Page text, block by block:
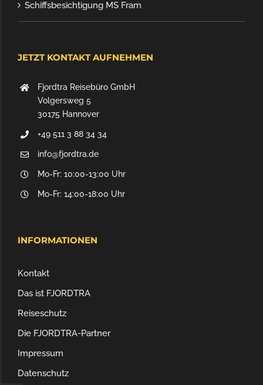
Schiffsbesichtigung MS Fram
JETZT KONTAKT AUFNEHMEN
Fjordtra Reisebüro GmbH
Volgersweg 5
30175 Hannover
+49 511 3 88 34 34
info@fjordtra.de
Mo-Fr: 10:00-13:00 Uhr
Mo-Fr: 14:00-18:00 Uhr
INFORMATIONEN
Kontakt
Das ist FJORDTRA
Reiseschutz
Die FJORDTRA-Partner
Impressum
Datenschutz